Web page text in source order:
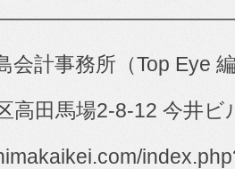
会計事務所（Top Eye
高田馬場2-8-12 今井ビ